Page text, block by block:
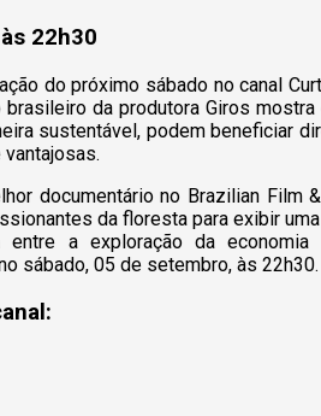
22h30
do próximo sábado no canal
brasileiro da produtora Giros
sustentável, podem beneficiar
documentário no Brazilian Film
da floresta para exibir
entre a exploração da
sábado, 05 de setembro, às 22h30.